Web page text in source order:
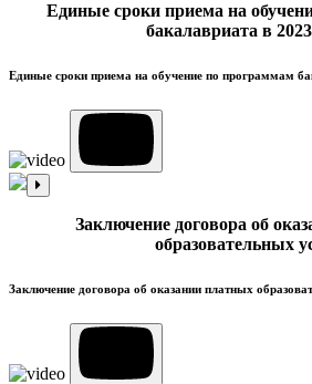
Единые сроки приема на
бакалавриата в
Единые сроки приема на обучение по программам
Заключение договора об
образовательных
Заключение договора об оказании платных